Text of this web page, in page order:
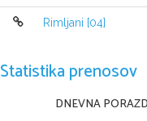
Rimljani [04]
Statistika prenosov
DNEVNA